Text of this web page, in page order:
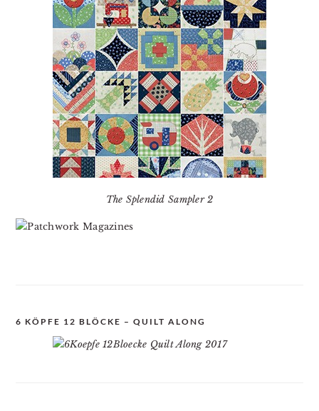
The Splendid Sampler 2
6 KÖPFE 12 BLÖCKE – QUILT ALONG